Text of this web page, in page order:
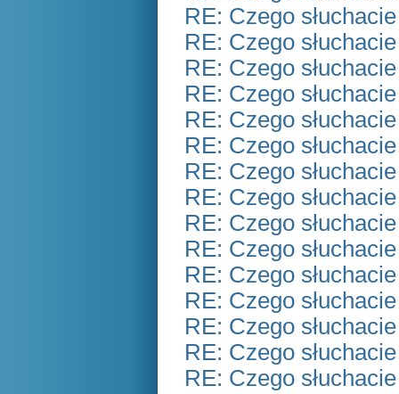
RE: Czego
RE: Czego
RE: Czego
RE: Czego
RE: Czego
RE: Czego
RE: Czego
RE: Czego
RE: Czego
RE: Czego
RE: Czego
RE: Czego
RE: Czego
RE: Czego
RE: Czego